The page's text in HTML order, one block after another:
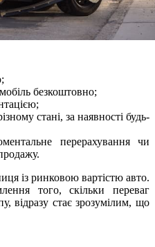
безкоштовно;
стані, за наявності будь-
перерахування чи
із ринковою вартістю авто.
того, скільки переваг
відразу стає зрозумілим, що